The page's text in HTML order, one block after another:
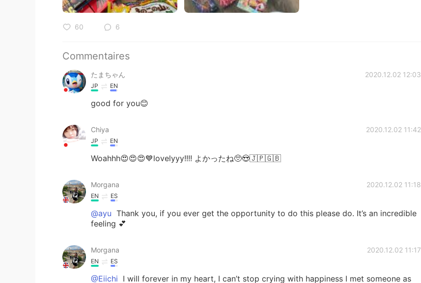
60 6
Commentaires
たまちゃん 2020.12.02 12:03
JP EN
good for you😊
Chiya 2020.12.02 11:42
JP EN
Woahhh😍😍😍💙lovelyyy!!!! よかったね🥺😍🇯🇵🇬🇧
Morgana 2020.12.02 11:18
EN ES
@ayu Thank you, if you ever get the opportunity to do this please do. It’s an incredible
feeling 💕
Morgana 2020.12.02 11:17
EN ES
@Eiichi I will forever in my heart, I can’t stop crying with happiness I met someone as